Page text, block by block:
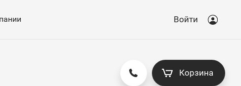
Войти
Корзина